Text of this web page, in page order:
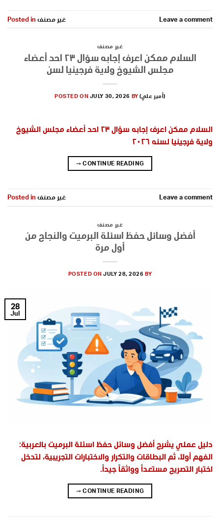
Posted in غير مصنف Leave a comment
غير مصنف
السلام ممكن اعرف إجابه سؤال ٢٣ احد أعضاء
مجلس الشيوخ ولاية فرجينيا لسن
POSTED ON JULY 30, 2026 BY (أمير علي)
السلام ممكن اعرف إجابه سؤال ٢٣ احد أعضاء مجلس الشيوخ
ولاية فرجينيا لسنه ٢٠٢٦
CONTINUE READING
→
Posted in غير مصنف Leave a comment
غير مصنف
أفضل وسائل حفظ اسئلة البرميت والنجاح من
أول مرة
POSTED ONJULY 28, 2026 BY
28
Jul
دليل عملي يشرح أفضل وسائل حفظ اسئلة البرميت بالعربية:
الفهم أولاً، ثم البطاقات والتكرار والاختبارات التجريبية، لتدخل
اختبار التصريح مستعداً وواثقاً جيداً.
CONTINUE READING
→